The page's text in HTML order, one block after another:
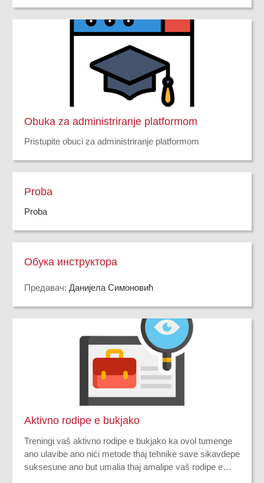
пословања, а Пут до успешног предузетника ће вам
управо то омогућити.
Obuka za administriranje platformom
Pristupite obuci za administriranje platformom
Proba
Proba
Обука инструктора
Предавач: Данијела Симоновић
Aktivno rodipe e bukjako
Treningi vaš aktivno rodipe e bukjako ka ovol tumenge
ano ulavibe ano nići metode thaj tehnike save sikavdepe
suksesune ano but umalia thaj amalipe vaš rodipe e